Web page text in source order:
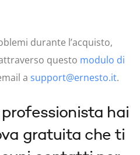
durante l’acquisto,
questo modulo di
a support@ernesto.it.
hai
gratuita che ti